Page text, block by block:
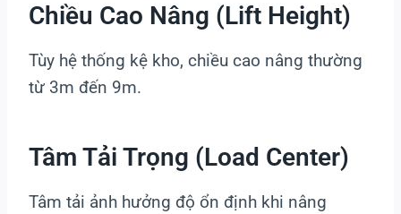
Chiều Cao Nâng (Lift Height)
Tùy hệ thống kệ kho, chiều cao nâng thường
từ 3m đến 9m.
Tâm Tải Trọng (Load Center)
Tâm tải ảnh hưởng độ ổn định khi nâng